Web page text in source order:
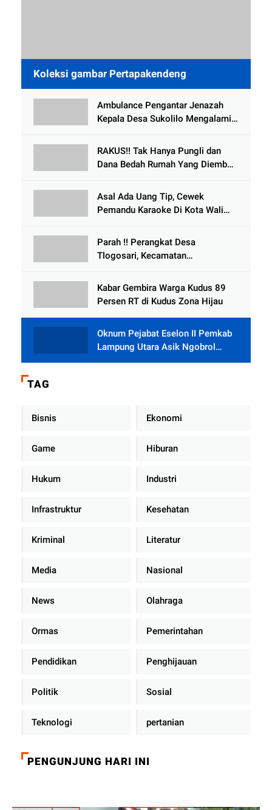
Koleksi gambar Pertapakendeng
Ambulance Pengantar Jenazah
Kepala Desa Sukolilo Mengalami
Meninggal Dunia
RAKUS!! Tak Hanya Pungli dan
Dana Bedah Rumah Yang Diembat,
Tlogowungu, di Duga
Selewengkan Bantuan Mushola
Asal Ada Uang Tip, Cewek
Pemandu Karaoke Di Kota Wali
Parah !! Perangkat Desa
Tlogosari, Kecamatan
Rumah dari BAZNAS
Kabar Gembira Warga Kudus 89
Persen RT di Kudus Zona Hijau
Oknum Pejabat Eselon II Pemkab
Lampung Utara Asik Ngobrol
Dengan Teman Kencan Wanitanya
TAG
Bisnis Ekonomi
Game Hiburan
Hukum Industri
Infrastruktur Kesehatan
Kriminal Literatur
Media Nasional
News Olahraga
Ormas Pemerintahan
Pendidikan Penghijauan
Politik Sosial
Teknologi pertanian
PENGUNJUNG HARI INI